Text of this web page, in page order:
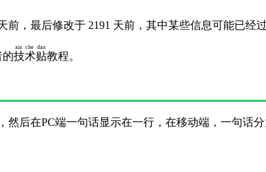
请注意，本文编写于 2191 天前，最后修改于 2191 天前，其中某些信息可能已
的技术贴
xia che dan
教程。
然后在PC端一句话显示在一行，在移动端，一句话分